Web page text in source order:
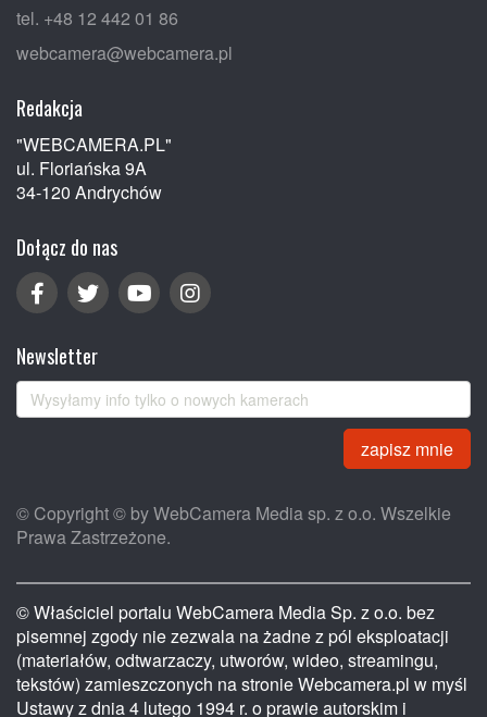
tel. +48 12 442 01 86
webcamera@webcamera.pl
Redakcja
"WEBCAMERA.PL"
ul. Floriańska 9A
34-120 Andrychów
Dołącz do nas
Newsletter
zapisz mnie
© Copyright © by WebCamera Media sp. z o.o. Wszelkie
Prawa Zastrzeżone.
© Właściciel portalu WebCamera Media Sp. z o.o. bez
pisemnej zgody nie zezwala na żadne z pól eksploatacji
(materiałów, odtwarzaczy, utworów, wideo, streamingu,
tekstów) zamieszczonych na stronie Webcamera.pl w myśl
Ustawy z dnia 4 lutego 1994 r. o prawie autorskim i